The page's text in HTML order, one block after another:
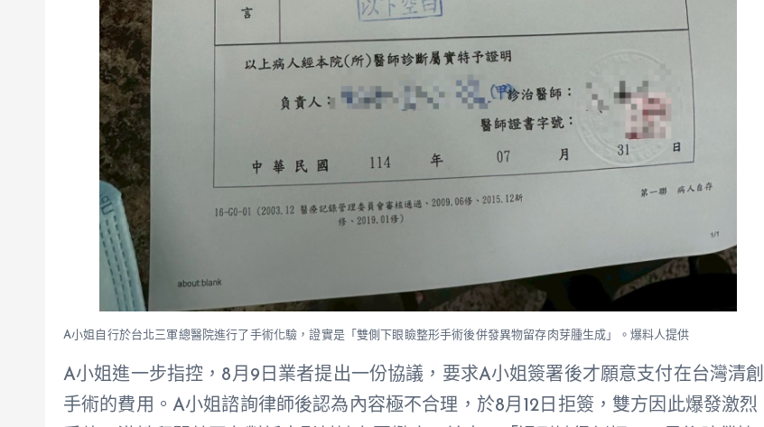
A小姐自行於台北三軍總醫院進行了手術化驗，證實是「雙側下眼瞼整形手術後併發異物留存肉芽腫生成」。爆料人提供
A小姐進一步指控，8月9日業者提出一份協議，要求A小姐簽署後才願意支付在台灣清創
手術的費用。A小姐諮詢律師後認為內容極不合理，於8月12日拒簽，雙方因此爆發激烈